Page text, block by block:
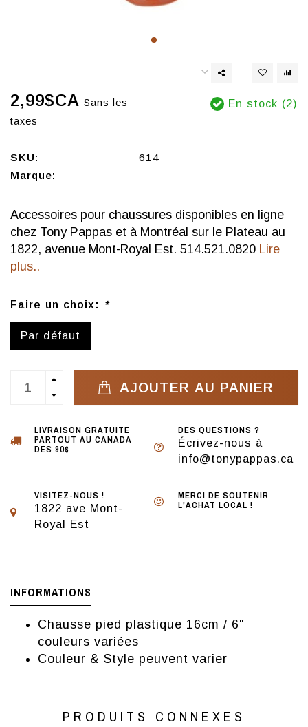
2,99$CA Sans les
taxes
En stock (2)
SKU:
614
Marque:
Accessoires pour chaussures disponibles en ligne
chez Tony Pappas et à Montréal sur le Plateau au
1822, avenue Mont-Royal Est. 514.521.0820 Lire
plus..
Faire un choix: *
Par défaut
AJOUTER AU PANIER
LIVRAISON GRATUITE
PARTOUT AU CANADA
DÈS 90$
DES QUESTIONS ?
Écrivez-nous à
info@tonypappas.ca
VISITEZ-NOUS !
1822 ave Mont-
Royal Est
MERCI DE SOUTENIR
L'ACHAT LOCAL !
INFORMATIONS
Chausse pied plastique 16cm / 6"
couleurs variées
Couleur & Style peuvent varier
PRODUITS CONNEXES